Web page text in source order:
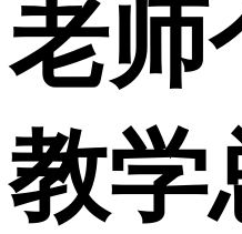
老师
教学